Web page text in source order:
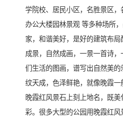
学院校、居民小区，名胜景区，
办公大楼园林景观 等多种场所
家，和谐美好，是好的建筑布
成景，自然成画，一景一首诗
们生活的图画，谱写出自然美
纹天成，色泽鲜艳，就像晚霞一
晚霞红风景石上刻上地名，既
彩。很多大型的公园用晚霞红